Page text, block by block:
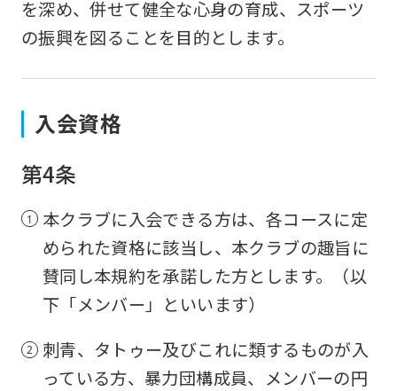
を深め、併せて健全な心身の育成、スポーツ
の振興を図ることを目的とします。
入会資格
第4条
本クラブに入会できる方は、各コースに定
められた資格に該当し、本クラブの趣旨に
賛同し本規約を承諾した方とします。（以
下「メンバー」といいます）
刺青、タトゥー及びこれに類するものが入
っている方、暴力団構成員、メンバーの円